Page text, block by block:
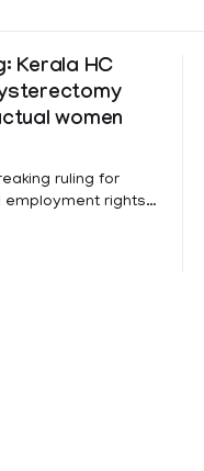
Kerala HC
women
ruling for
rights,
employed in